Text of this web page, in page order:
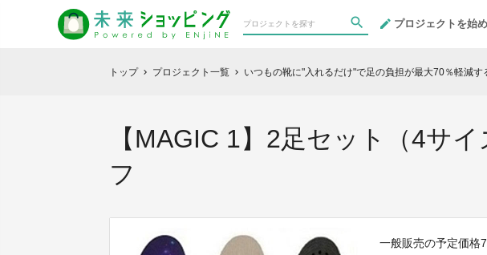
プロジェクトを始
トップ chevron_right プロジェクト一覧 chevron_right いつもの靴に"入れるだけ"で足の負担が最大70％軽減す
【MAGIC 1】2足セット（4サ
フ
一般販売の予定価格